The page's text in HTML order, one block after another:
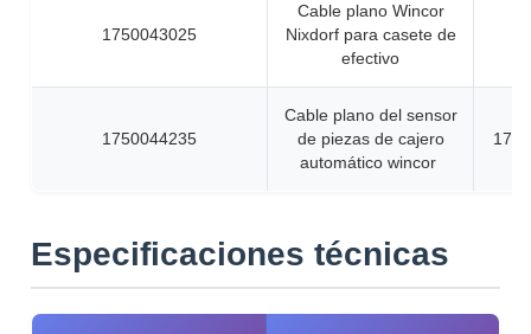
1750043025
Cable plano Wincor
Nixdorf para casete de
efectivo
1750044235
Cable plano del sensor
de piezas de cajero
automático wincor
Especificaciones técnicas